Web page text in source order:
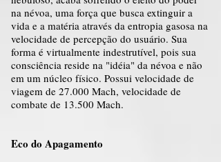
na névoa, uma força que busca extinguir a
vida e a matéria através da entropia gasosa na
velocidade de percepção do usuário. Sua
forma é virtualmente indestrutível, pois sua
consciência reside na "idéia" da névoa e não
em um núcleo físico. Possui velocidade de
viagem de 27.000 Mach, velocidade de
combate de 13.500 Mach.
Eco do Apagamento